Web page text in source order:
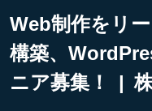
Web制作をリ
構築、
ニア募集！ |